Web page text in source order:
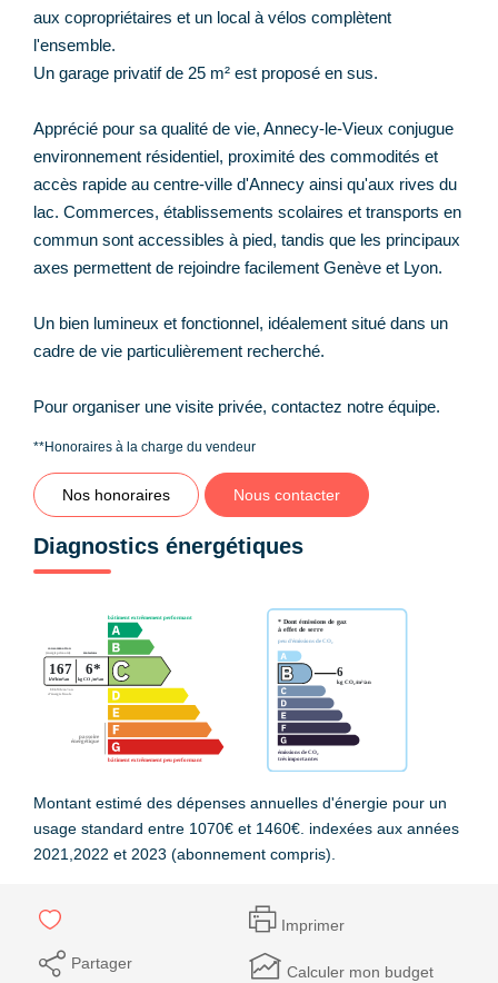
aux copropriétaires et un local à vélos complètent
l'ensemble.
Un garage privatif de 25 m² est proposé en sus.
Apprécié pour sa qualité de vie, Annecy-le-Vieux conjugue
environnement résidentiel, proximité des commodités et
accès rapide au centre-ville d'Annecy ainsi qu'aux rives du
lac. Commerces, établissements scolaires et transports en
commun sont accessibles à pied, tandis que les principaux
axes permettent de rejoindre facilement Genève et Lyon.
Un bien lumineux et fonctionnel, idéalement situé dans un
cadre de vie particulièrement recherché.
Pour organiser une visite privée, contactez notre équipe.
**Honoraires à la charge du vendeur
Nos honoraires Nous contacter
Diagnostics énergétiques
Montant estimé des dépenses annuelles d'énergie pour un
usage standard entre 1070€ et 1460€. indexées aux années
2021,2022 et 2023 (abonnement compris).
Imprimer
Partager Calculer mon budget